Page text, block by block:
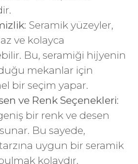
: Seramik yüzeyler,
ve kolayca
Bu, seramiği hijyenin
mekanlar için
bir seçim yapar.
ve Renk Seçenekleri:
bir renk ve desen
Bu sayede,
uygun bir seramik
kolaydır.